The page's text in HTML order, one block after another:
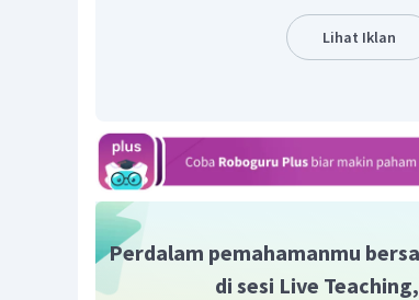
Lihat Iklan
Perdalam pemahamanmu
di sesi Live